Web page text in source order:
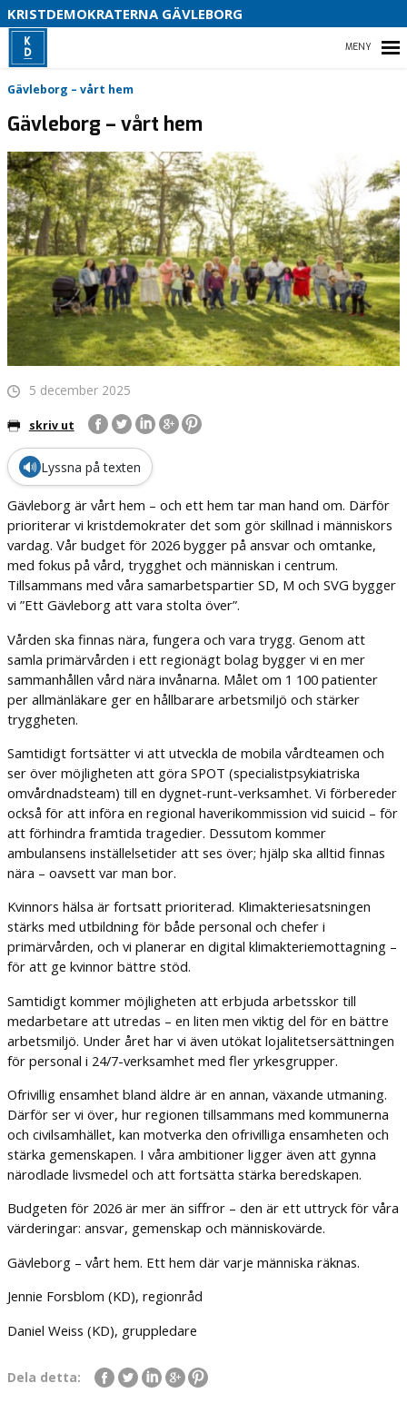
KRISTDEMOKRATERNA GÄVLEBORG
HEM
VAL 2026
VÅR POLITIK I REGIONEN
VÅRT PARTIDISTRIKT – GÄVLEBORG
Gävleborg – vårt hem
Gävleborg – vårt hem
5 december 2025
skriv ut
🔊 Lyssna på texten
Gävleborg är vårt hem – och ett hem tar man hand om. Därför
prioriterar vi kristdemokrater det som gör skillnad i människors
vardag. Vår budget för 2026 bygger på ansvar och omtanke,
med fokus på vård, trygghet och människan i centrum.
Tillsammans med våra samarbetspartier SD, M och SVG bygger
vi ”Ett Gävleborg att vara stolta över”.
Vården ska finnas nära, fungera och vara trygg. Genom att
samla primärvården i ett regionägt bolag bygger vi en mer
sammanhållen vård nära invånarna. Målet om 1 100 patienter
per allmänläkare ger en hållbarare arbetsmiljö och stärker
tryggheten.
Samtidigt fortsätter vi att utveckla de mobila vårdteamen och
ser över möjligheten att göra SPOT (specialistpsykiatriska
omvårdnadsteam) till en dygnet-runt-verksamhet. Vi förbereder
också för att införa en regional haverikommission vid suicid – för
att förhindra framtida tragedier. Dessutom kommer
ambulansens inställelsetider att ses över; hjälp ska alltid finnas
nära – oavsett var man bor.
Kvinnors hälsa är fortsatt prioriterad. Klimakteriesatsningen
stärks med utbildning för både personal och chefer i
primärvården, och vi planerar en digital klimakteriemottagning –
för att ge kvinnor bättre stöd.
Samtidigt kommer möjligheten att erbjuda arbetsskor till
medarbetare att utredas – en liten men viktig del för en bättre
arbetsmiljö. Under året har vi även utökat lojalitetsersättningen
för personal i 24/7-verksamhet med fler yrkesgrupper.
Ofrivillig ensamhet bland äldre är en annan, växande utmaning.
Därför ser vi över, hur regionen tillsammans med kommunerna
och civilsamhället, kan motverka den ofrivilliga ensamheten och
stärka gemenskapen. I våra ambitioner ligger även att gynna
närodlade livsmedel och att fortsätta stärka beredskapen.
Budgeten för 2026 är mer än siffror – den är ett uttryck för våra
värderingar: ansvar, gemenskap och människovärde.
Gävleborg – vårt hem. Ett hem där varje människa räknas.
Jennie Forsblom (KD), regionråd
Daniel Weiss (KD), gruppledare
Dela detta: